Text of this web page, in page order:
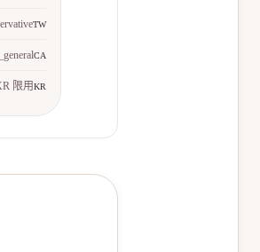
TW
CA
限用KR